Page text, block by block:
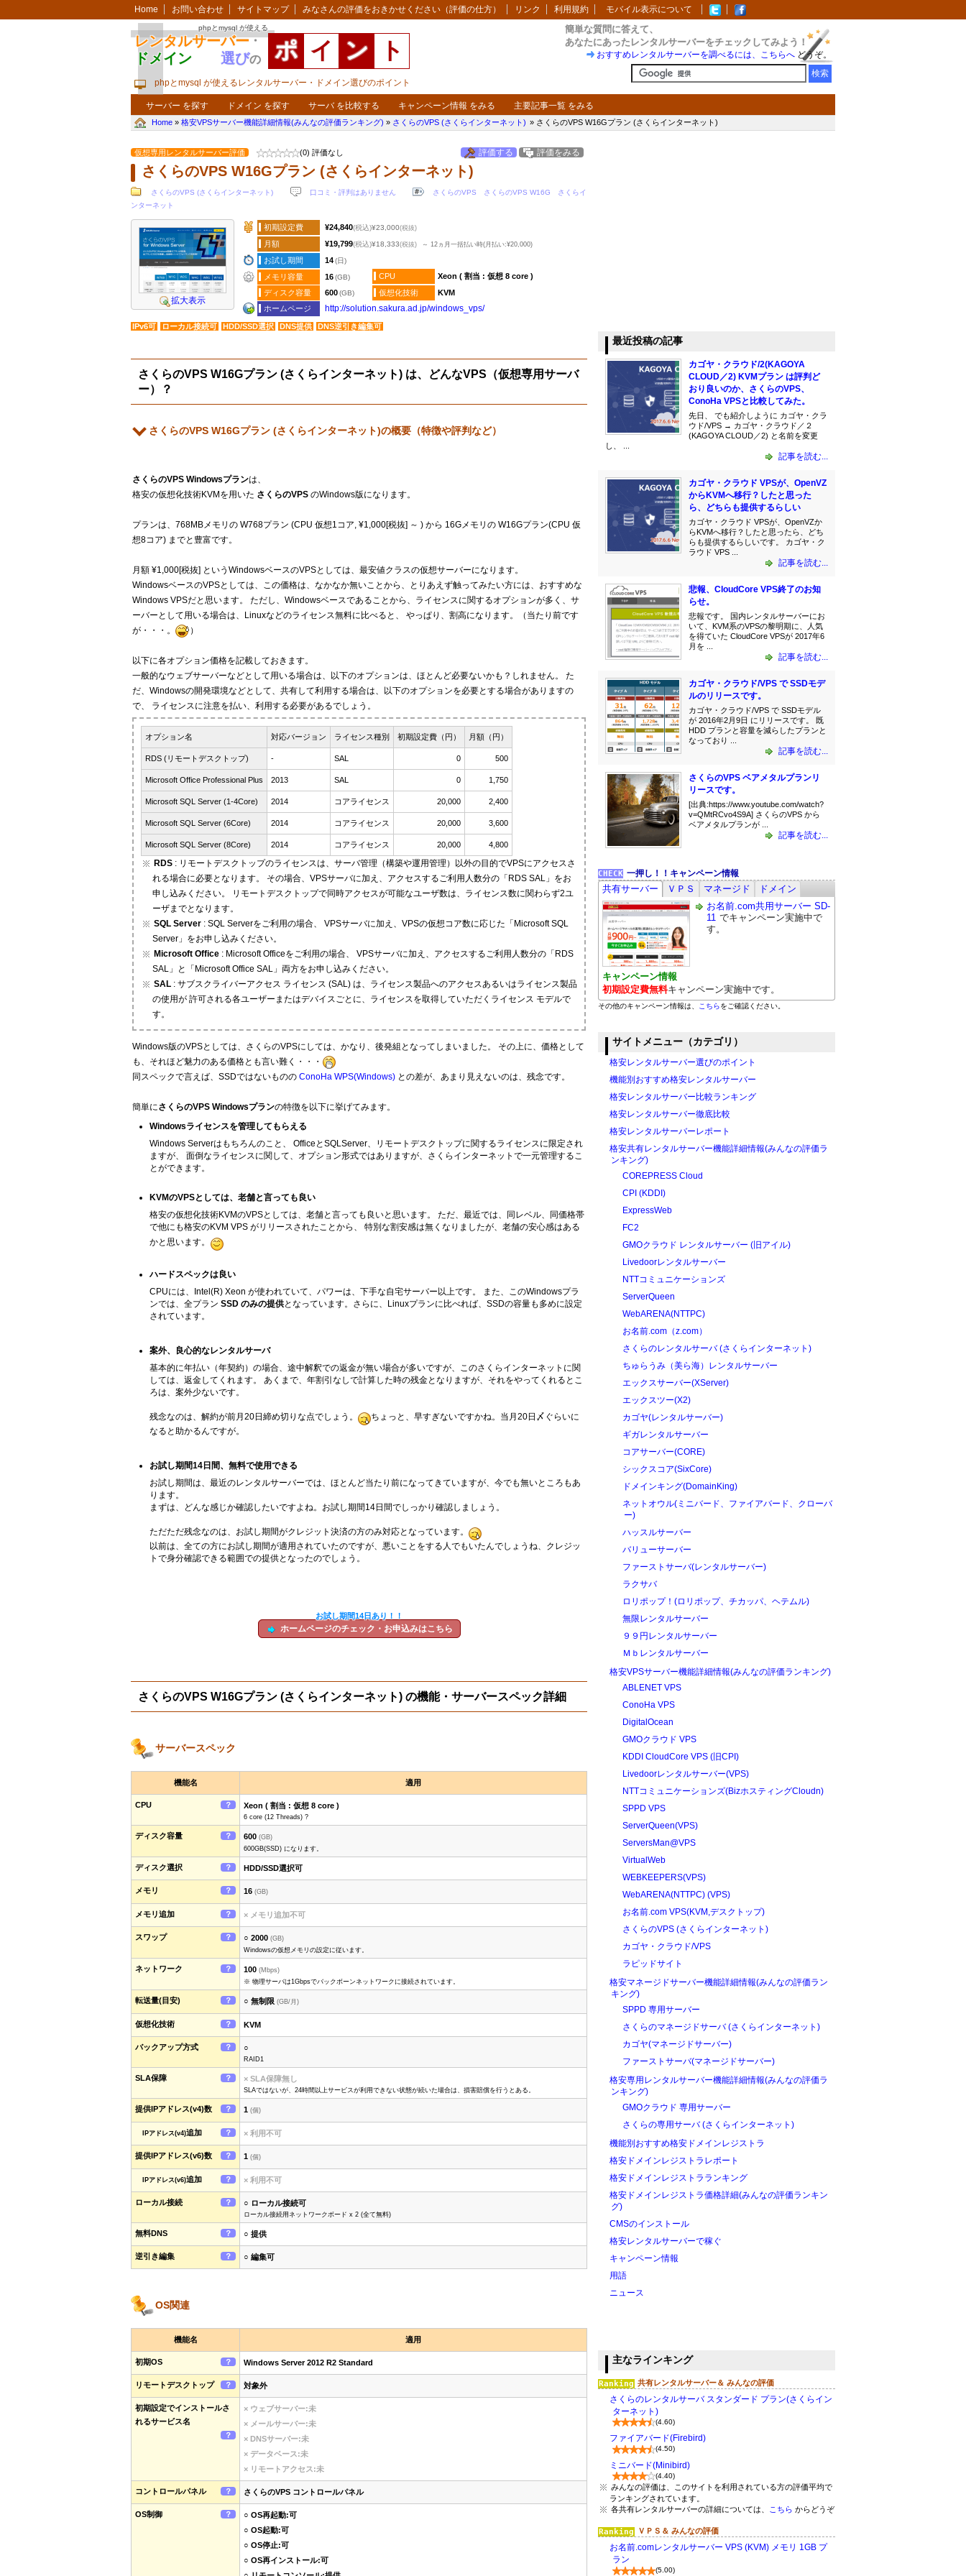
Home お問い合わせ サイトマップ みなさんの評価をおきかせください（評価の仕方） リンク 利用規約 モバイル表示について
phpとmysql が使える
レンタルサーバー・ ポ イ ン ト
ドメイン 選びの
phpとmysql が使えるレンタルサーバー・ドメイン選びのポイント
簡単な質問に答えて、
あなたにあったレンタルサーバーをチェックしてみよう！
おすすめレンタルサーバーを調べるには、こちらへ どうぞ。
サーバー を探す ドメイン を探す サーバ を比較する キャンペーン情報 をみる 主要記事一覧 をみる
Home » 格安VPSサーバー機能詳細情報(みんなの評価ランキング) » さくらのVPS (さくらインターネット) » さくらのVPS W16Gプラン (さくらインターネット)
仮想専用レンタルサーバー評価 (0) 評価なし 評価する 評価をみる
さくらのVPS W16Gプラン (さくらインターネット)
さくらのVPS (さくらインターネット) 口コミ・評判はありません さくらのVPS さくらのVPS W16G
さくらイ
ンターネット
拡大表示
初期設定費 ¥24,840(税込)¥23,000(税抜)
月額 ¥19,799(税込)¥18,333(税抜) ～ 12ヵ月一括払い時(月払い:¥20,000)
お試し期間 14(日)
メモリ容量 16(GB) CPU
Xeon ( 割当 : 仮想 8 core )
ディスク容量
600(GB) 仮想化技術
KVM
ホームページ
http:​/​/solution.sakura.ad.jp​/windows_vps​/
IPv6可 ローカル接続可 HDD/SSD選択 DNS提供 DNS逆引き編集可
さくらのVPS W16Gプラン (さくらインターネット) は、どんなVPS（仮想専用サーバ
ー）？
さくらのVPS W16Gプラン (さくらインターネット)の概要（特徴や評判など）
さくらのVPS Windowsプランは、
格安の仮想化技術KVMを用いた さくらのVPS のWindows版になります。
プランは、768MBメモリの W768プラン (CPU 仮想1コア, ¥1,000[税抜] ～ ) から 16Gメモリの W16Gプラン(CPU 仮
想8コア) までと豊富です。
月額 ¥1,000[税抜] というWindowsベースのVPSとしては、最安値クラスの仮想サーバーになります。
WindowsベースのVPSとしては、この価格は、なかなか無いことから、とりあえず触ってみたい方には、おすすめな
Windows VPSだと思います。 ただし、Windowsベースであることから、ライセンスに関するオプションが多く、サ
ーバーとして用いる場合は、Linuxなどのライセンス無料に比べると、 やっぱり、割高になります。（当たり前です
が・・・。
）
以下に各オプション価格を記載しておきます。
一般的なウェブサーバーなどとして用いる場合は、以下のオプションは、ほとんど必要ないかも？しれません。 た
だ、Windowsの開発環境などとして、共有して利用する場合は、以下のオプションを必要とする場合がありますの
で、 ライセンスに注意を払い、利用する必要があるでしょう。
オプション名 対応バージョン ライセンス種別 初期設定費（円） 月額（円）
RDS (リモートデスクトップ) - SAL 0 500
Microsoft Office Professional Plus 2013 SAL 0 1,750
Microsoft SQL Server (1-4Core) 2014 コアライセンス 20,000 2,400
Microsoft SQL Server (6Core) 2014 コアライセンス 20,000 3,600
Microsoft SQL Server (8Core) 2014 コアライセンス 20,000 4,800
RDS : リモートデスクトップのライセンスは、サーバ管理（構築や運用管理）以外の目的でVPSにアクセスさ
れる場合に必要となります。 その場合、VPSサーバに加え、アクセスするご利用人数分の「RDS SAL」をお
申し込みください。 リモートデスクトップで同時アクセスが可能なユーザ数は、ライセンス数に関わらず2ユ
ーザまでとなります。
SQL Server : SQL Serverをご利用の場合、 VPSサーバに加え、VPSの仮想コア数に応じた「Microsoft SQL
Server」をお申し込みください。
Microsoft Office : Microsoft Officeをご利用の場合、 VPSサーバに加え、アクセスするご利用人数分の「RDS
SAL」と「Microsoft Office SAL」両方をお申し込みください。
SAL : サブスクライバーアクセス ライセンス (SAL) は、ライセンス製品へのアクセスあるいはライセンス製品
の使用が 許可される各ユーザーまたはデバイスごとに、ライセンスを取得していただくライセンス モデルで
す。
Windows版のVPSとしては、さくらのVPSにしては、かなり、後発組となってしまいました。 その上に、価格として
も、それほど魅力のある価格とも言い難く・・・
同スペックで言えば、SSDではないものの ConoHa WPS(Windows) との差が、あまり見えないのは、残念です。
簡単にさくらのVPS Windowsプランの特徴を以下に挙げてみます。
Windowsライセンスを管理してもらえる
Windows Serverはもちろんのこと、 OfficeとSQLServer、リモートデスクトップに関するライセンスに限定され
ますが、 面倒なライセンスに関して、オプション形式ではありますが、さくらインターネットで一元管理するこ
とができます。
KVMのVPSとしては、老舗と言っても良い
格安の仮想化技術KVMのVPSとしては、老舗と言っても良いと思います。 ただ、最近では、同レベル、同価格帯
で他にも格安のKVM VPS がリリースされたことから、 特別な割安感は無くなりましたが、老舗の安心感はある
かと思います。
ハードスペックは良い
CPUには、Intel(R) Xeon が使われていて、パワーは、下手な自宅サーバー以上です。 また、このWindowsプラ
ンでは、全プラン SSD のみの提供となっています。さらに、Linuxプランに比べれば、SSDの容量も多めに設定
されています。
案外、良心的なレンタルサーバ
基本的に年払い（年契約）の場合、途中解釈での返金が無い場合が多いですが、このさくらインターネットに関
しては、返金してくれます。 あくまで、年割引なしで計算した時の残金となりますが、それをやってくれるとこ
ろは、案外少ないです。
残念なのは、解約が前月20日締め切りな点でしょう。
ちょっと、早すぎないですかね。当月20日〆ぐらいに
なると助かるんですが。
お試し期間14日間、無料で使用できる
お試し期間は、最近のレンタルサーバーでは、ほとんど当たり前になってきていますが、今でも無いところもあ
ります。
まずは、どんな感じか確認したいですよね。お試し期間14日間でしっかり確認しましょう。
ただただ残念なのは、お試し期間がクレジット決済の方のみ対応となっています。
以前は、全ての方にお試し期間が適用されていたのですが、悪いことをする人でもいたんでしょうね、クレジッ
トで身分確認できる範囲での提供となったのでしょう。
お試し期間14日あり！！
ホームページのチェック・お申込みはこちら
さくらのVPS W16Gプラン (さくらインターネット) の機能・サーバースペック詳細
サーバースペック
機能名 適用
CPU ？ Xeon ( 割当 : 仮想 8 core )
6 core (12 Threads) ?
ディスク容量 ？ 600 (GB)
600GB(SSD) になります。
ディスク選択 ？ HDD/SSD選択可
メモリ ？ 16 (GB)
メモリ追加 ？ × メモリ追加不可
スワップ ？ ○ 2000 (GB)
Windowsの仮想メモリの設定に従います。
ネットワーク ？ 100 (Mbps)
※ 物理サーバは1Gbpsでバックボーンネットワークに接続されています。
転送量(目安) ？ ○ 無制限 (GB/月)
仮想化技術 ？ KVM
バックアップ方式 ？ ○
RAID1
SLA保障 ？ × SLA保障無し
SLAではないが、24時間以上サービスが利用できない状態が続いた場合は、損害賠償を行うとある。
提供IPアドレス(v4)数 ？ 1 (個)
IPアドレス(v4)追加 ？ × 利用不可
提供IPアドレス(v6)数 ？ 1 (個)
IPアドレス(v6)追加 ？ × 利用不可
ローカル接続 ？ ○ ローカル接続可
ローカル接続用ネットワークボード x 2 (全て無料)
無料DNS ？ ○ 提供
逆引き編集 ？ ○ 編集可
OS関連
機能名 適用
初期OS ？ Windows Server 2012 R2 Standard
リモートデスクトップ ？ 対象外
初期設定でインストールさ
れるサービス名
？
× ウェブサーバー:未
× メールサーバー:未
× DNSサーバー:未
× データベース:未
× リモートアクセス:未
コントロールパネル ？ さくらのVPS コントロールパネル
OS制御 ？
○ OS再起動:可
○ OS起動:可
○ OS停止:可
○ OS再インストール:可
最近投稿の記事
カゴヤ・クラウド/2(KAGOYA
CLOUD／2) KVMプラン は評判ど
おり良いのか、さくらのVPS、
ConoHa VPSと比較してみた。
先日、 でも紹介しように カゴヤ・クラ
ウド/VPS → カゴヤ・クラウド／２
(KAGOYA CLOUD／2) と名前を変更
し、 ...
記事を読む...
カゴヤ・クラウド VPSが、OpenVZ
からKVMへ移行？したと思った
ら、どちらも提供するらしい
カゴヤ・クラウド VPSが、OpenVZか
らKVMへ移行？したと思ったら、どち
らも提供するらしいです。 カゴヤ・ク
ラウド VPS ...
記事を読む...
悲報、CloudCore VPS終了のお知
らせ。
悲報です。 国内レンタルサーバーにお
いて、KVM系のVPSの黎明期に、人気
を得ていた CloudCore VPSが 2017年6
月を ...
記事を読む...
カゴヤ・クラウド/VPS で SSDモデ
ルのリリースです。
カゴヤ・クラウド/VPS で SSDモデル
が 2016年2月9日 にリリースです。 既
HDD プランと容量を減らしたプランと
なっており ...
記事を読む...
さくらのVPS ベアメタルプランリ
リースです。
[出典:https://www.youtube.com/watch?
v=QMtRCvo4S9A] さくらのVPS から
ベアメタルプランが ...
記事を読む...
一押し！！キャンペーン情報
共有サーバー ＶＰＳ マネージド
ドメイン
お名前.com共用サーバー SD-
11 でキャンペーン実施中で
す。
キャンペーン情報
初期設定費無料キャンペーン実施中です。
その他のキャンペーン情報は、 こちらをご確認ください。
サイトメニュー（カテゴリ）
格安レンタルサーバー選びのポイント
機能別おすすめ格安レンタルサーバー
格安レンタルサーバー比較ランキング
格安レンタルサーバー徹底比較
格安レンタルサーバーレポート
格安共有レンタルサーバー機能詳細情報(みんなの評価ラ
ンキング)
COREPRESS Cloud
CPI (KDDI)
ExpressWeb
FC2
GMOクラウド レンタルサーバー (旧アイル)
Livedoorレンタルサーバー
NTTコミュニケーションズ
ServerQueen
WebARENA(NTTPC)
お名前.com（z.com）
さくらのレンタルサーバ (さくらインターネット)
ちゅらうみ（美ら海）レンタルサーバー
エックスサーバー(XServer)
エックスツー(X2)
カゴヤ(レンタルサーバー)
ギガレンタルサーバー
コアサーバー(CORE)
シックスコア(SixCore)
ドメインキング(DomainKing)
ネットオウル(ミニバード、ファイアバード、クローバ
ー)
ハッスルサーバー
バリューサーバー
ファーストサーバ(レンタルサーバー)
ラクサバ
ロリポップ！(ロリポップ、チカッパ、ヘテムル)
無限レンタルサーバー
９９円レンタルサーバー
Ｍｂレンタルサーバー
格安VPSサーバー機能詳細情報(みんなの評価ランキング)
ABLENET VPS
ConoHa VPS
DigitalOcean
GMOクラウド VPS
KDDI CloudCore VPS (旧CPI)
Livedoorレンタルサーバー(VPS)
NTTコミュニケーションズ(BizホスティングCloudn)
SPPD VPS
ServerQueen(VPS)
ServersMan@VPS
VirtualWeb
WEBKEEPERS(VPS)
WebARENA(NTTPC) (VPS)
お名前.com VPS(KVM,デスクトップ)
さくらのVPS (さくらインターネット)
カゴヤ・クラウド/VPS
ラピッドサイト
格安マネージドサーバー機能詳細情報(みんなの評価ラン
キング)
SPPD 専用サーバー
さくらのマネージドサーバ (さくらインターネット)
カゴヤ(マネージドサーバー)
ファーストサーバ(マネージドサーバー)
格安専用レンタルサーバー機能詳細情報(みんなの評価ラ
ンキング)
GMOクラウド 専用サーバー
さくらの専用サーバ (さくらインターネット)
機能別おすすめ格安ドメインレジストラ
格安ドメインレジストラレポート
格安ドメインレジストラランキング
格安ドメインレジストラ価格詳細(みんなの評価ランキン
グ)
CMSのインストール
格安レンタルサーバーで稼ぐ
キャンペーン情報
用語
ニュース
主なラインキング
共有レンタルサーバー＆ みんなの評価
さくらのレンタルサーバ スタンダード プラン(さくらイン
ターネット)
(4.60)
ファイアバード(Firebird)
(4.50)
ミニバード(Minibird)
(4.40)
みんなの評価は、このサイトを利用されている方の評価平均で
ランキングされています。
各共有レンタルサーバーの詳細については、
こちら からどうぞ
ＶＰＳ＆ みんなの評価
お名前.comレンタルサーバー VPS (KVM) メモリ 1GB プ
ラン
(5.00)